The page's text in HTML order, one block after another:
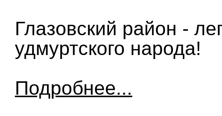
Глазовский район -
удмуртского народа!
Подробнее...